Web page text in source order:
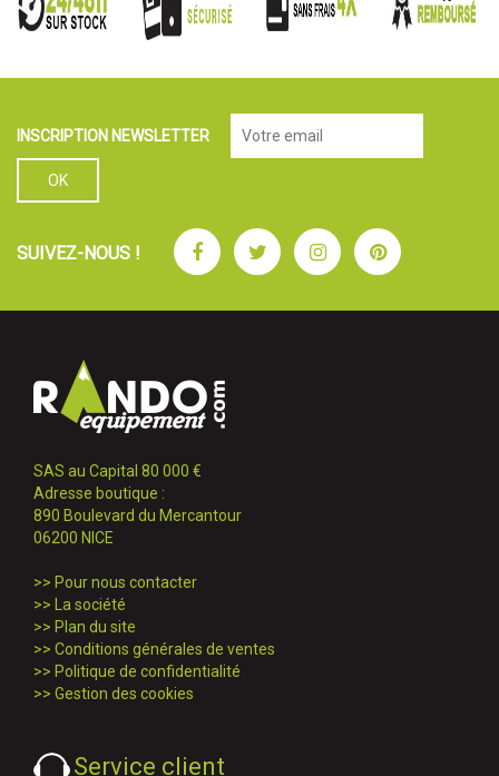
INSCRIPTION NEWSLETTER
SUIVEZ-NOUS ! FacebookTwitterInstagramPinterest
SAS au Capital 80 000 €
Adresse boutique :
890 Boulevard du Mercantour
06200 NICE
>> Pour nous contacter
>>
La société
>> Plan du site
>> Conditions générales de ventes
>> Politique de confidentialité
>> Gestion des cookies
Service client